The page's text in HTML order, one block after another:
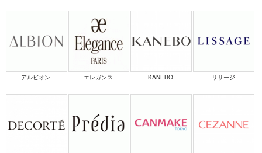
アルビオン エレガンス KANEBO リサージ